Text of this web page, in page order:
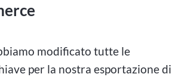
modificato tutte le
per la nostra esportazione di